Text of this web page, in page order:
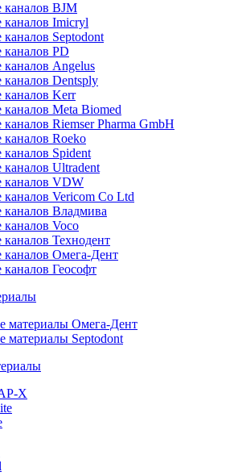
BJM
Imicryl
Septodont
PD
Angelus
Dentsply
Kerr
Meta Biomed
Riemser Pharma GmbH
Roeko
Spident
Ultradent
каналов VDW
Vericom Co Ltd
Владмива
Voco
Технодент
Омега-Дент
Геософт
материалы Омега-Дент
материалы Septodont
X